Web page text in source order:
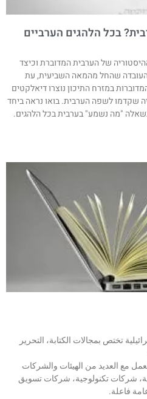
בכל הלהגים הערביים
של הערבית המדוברת וכיצד
העובדה שהחל מהמאה השביעית, עת
במזרח התיכון נוצרו דיאלקטים
שקדמו לשפה הערבית. בואו נראה ביחד
"מה נשמע" בערבית בכל הלהגים.
تختص بمجالات الكتابة، التحرير
في المجال منذ عام 2011، نعمل مع العديد من الهيئات والشركات
شركات تكنولوجية، شركات تسويق
فاعلة.